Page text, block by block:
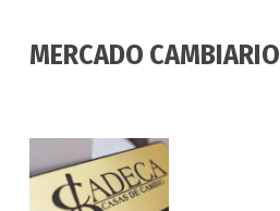
MERCADO CAMBIARIO